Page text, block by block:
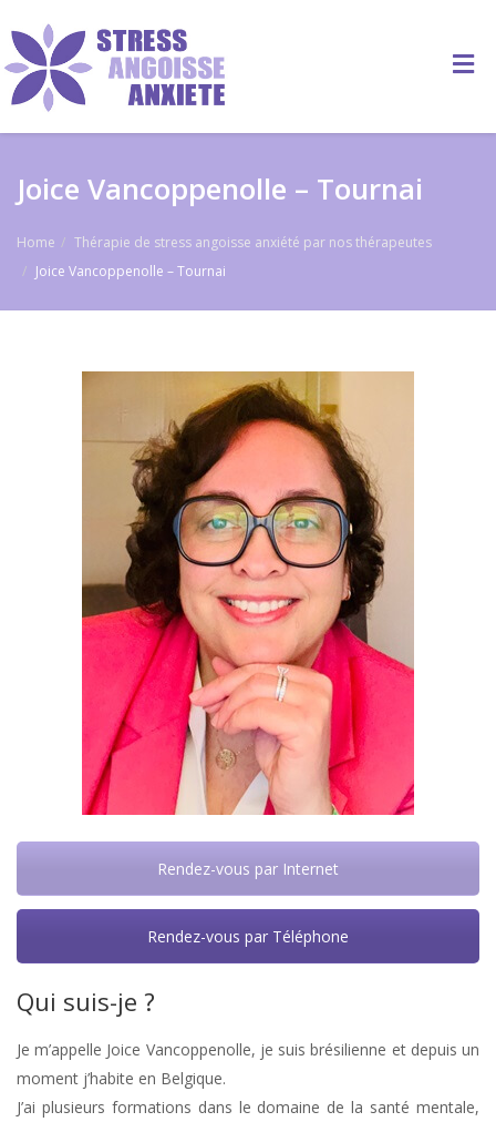
Joice Vancoppenolle – Tournai
Home
Thérapie de stress angoisse anxiété par nos thérapeutes
Joice Vancoppenolle – Tournai
Qui suis-je ?
Je m’appelle Joice Vancoppenolle, je suis brésilienne et depuis un
moment j’habite en Belgique.
J’ai plusieurs formations dans le domaine de la santé mentale,
Rendez-vous par Internet
Rendez-vous par Téléphone